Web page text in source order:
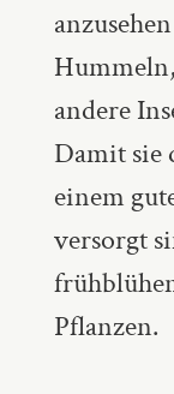
andere
Damit sie
einem
versorgt
Pflanzen.